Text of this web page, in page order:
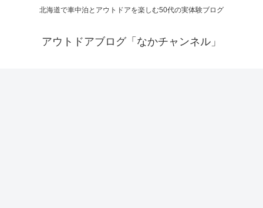
北海道で車中泊とアウトドアを楽しむ50代の実体験ブログ
アウトドアブログ「なかチャンネル」